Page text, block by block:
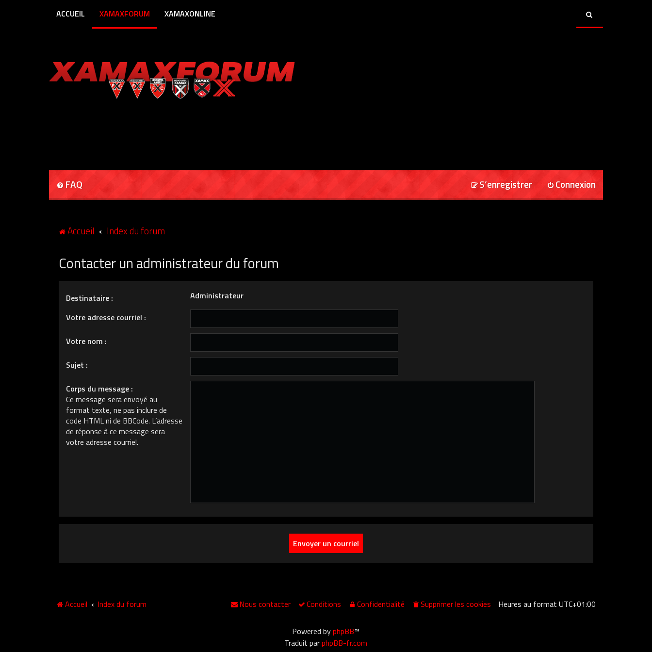
ACCUEIL XAMAXFORUM XAMAXONLINE
FAQ Connexion
S’enregistrer
Accueil Index du forum
Contacter un administrateur du forum
Destinataire :
Administrateur
Votre adresse courriel :
Votre nom :
Sujet :
Corps du message :
Ce message sera envoyé au
format texte, ne pas inclure de
code HTML ni de BBCode. L’adresse
de réponse à ce message sera
votre adresse courriel.
Accueil Index du forum Heures au formatUTC+01:00
Supprimer les cookies
Confidentialité
Conditions
Nous contacter
Powered byphpBB™
Traduit parphpBB-fr.com